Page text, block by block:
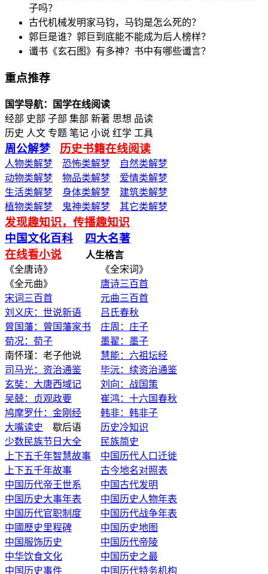
子吗？
古代机械发明家马钧，马钧是怎么死的？
郭巨是谁？郭巨到底能不能成为后人榜样？
谶书《玄石图》有多神？书中有哪些谶言？
重点推荐
国学导航：国学在线阅读
经部 史部 子部 集部 新著 思想 品读
历史 人文 专题 笔记 小说 红学 工具
周公解梦 历史书籍在线阅读
人物类解梦 恐怖类解梦
自然类解梦
动物类解梦
物品类解梦
爱情类解梦
生活类解梦
身体类解梦
建筑类解梦
植物类解梦
鬼神类解梦 其它类解梦
发现趣知识，传播趣知识
中国文化百科
四大名著
在线看小说
人生格言
《全唐诗》 《全宋词》
《全元曲》 唐诗三百首
宋词三百首
元曲三百首
刘义庆：世说新语
吕氏春秋
曾国藩：曾国藩家书
庄周：庄子
荀况：荀子
墨翟：墨子
南怀瑾：老子他说 慧能：六祖坛经
司马光：资治通鉴
毕沅：续资治通鉴
玄奘：大唐西域记
刘向：战国策
吴兢：贞观政要
崔鸿：十六国春秋
鸠摩罗什：金刚经
韩非：韩非子
大嘴读史 歇后语 历史冷知识
少数民族节日大全
民族简史
上下五千年智慧故事
中国历代人口迁徙
上下五千年故事
古今地名对照表
中国历代帝王世系
中国古代发明
中国历史大事年表
中国历史人物年表
中国历代官职制度
中国历代战争年表
中國歷史里程碑
中国历史地图
中国服饰历史
中国历代帝陵
中华饮食文化
中国历史之最
中国历史事件
中国历代特务机构